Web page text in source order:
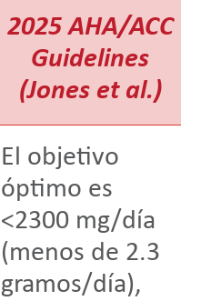
2025 AHA/ACC
Guidelines
(Jones et al.)
El objetivo
óptimo es
<2300 mg/día
(menos de 2.3
gramos/día),